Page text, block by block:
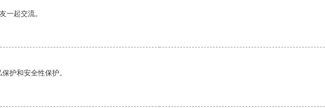
一起交流。
护和安全性保护。